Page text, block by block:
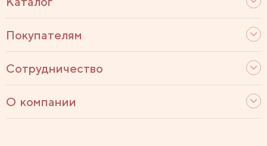
Покупателям
Сотрудничество
О компании